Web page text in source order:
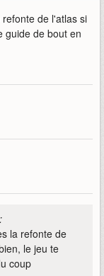
de l'atlas si
guide de bout en
:
la refonte de
le jeu te
coup